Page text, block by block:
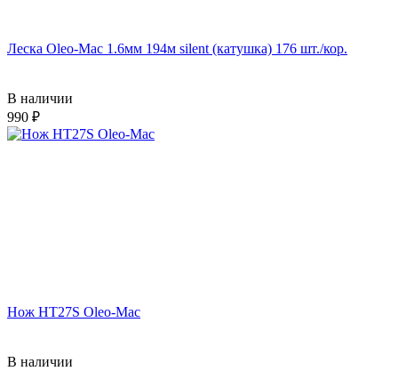
Леска Oleo-Mac 1.6мм 194м silent (катушка) 176 шт./кор.
В наличии
990
Нож HT27S Oleo-Mac
В наличии